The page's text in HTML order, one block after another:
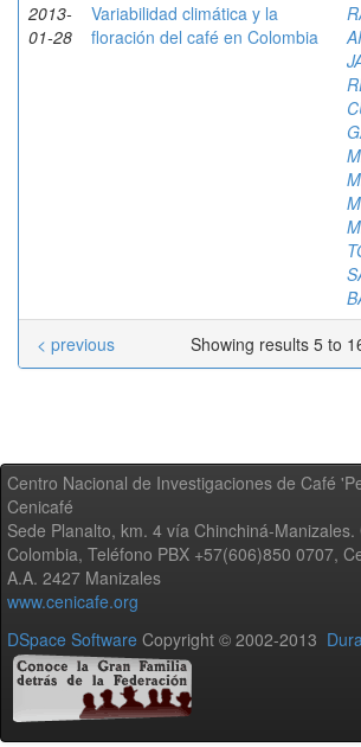
2013-
01-28
Variabilidad climática y la
floración del café en Colombia
Showing results 5 to
< previous
Centro Nacional de Investigaciones de Café
Cenicafé
Sede Planalto, km. 4 vía Chinchiná-
Colombia, Teléfono PBX +57(606)850 0707,
A.A. 2427 Manizales
www.cenicafe.org
DSpace Software Copyright © 2002-2013